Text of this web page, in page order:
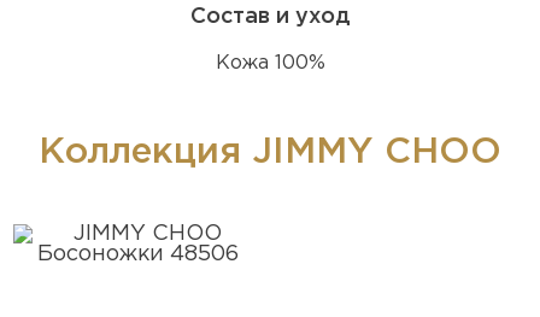
Состав и уход
Кожа 100%
Коллекция JIMMY CHOO